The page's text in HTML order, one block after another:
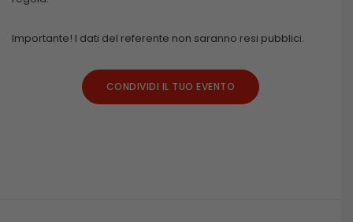
Importante! I dati del referente non saranno resi pubblici.
CONDIVIDI IL TUO EVENTO